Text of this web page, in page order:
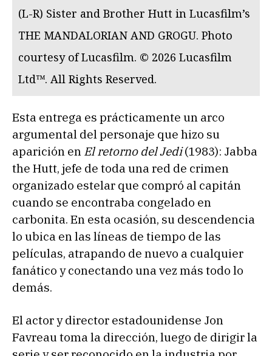
(L-R) Sister and Brother Hutt in Lucasfilm’s
THE MANDALORIAN AND GROGU. Photo
courtesy of Lucasfilm. © 2026 Lucasfilm
Ltd™. All Rights Reserved.
Esta entrega es prácticamente un arco
argumental del personaje que hizo su
aparición en El retorno del Jedi(1983): Jabba
the Hutt, jefe de toda una red de crimen
organizado estelar que compró al capitán
cuando se encontraba congelado en
carbonita. En esta ocasión, su descendencia
lo ubica en las líneas de tiempo de las
películas, atrapando de nuevo a cualquier
fanático y conectando una vez más todo lo
demás.
El actor y director estadounidense Jon
Favreau toma la dirección, luego de dirigir la